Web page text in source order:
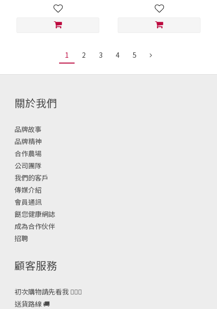
1 2 3 4 5
關於我們
品牌故事
品牌精神
合作農場
公司團隊
我們的客戶
傳媒介紹
會員通訊
餸您健康網誌
成為合作伙伴
招聘
顧客服務
初次購物請先看我 🙋🏻‍♀️
送貨路線 🚚